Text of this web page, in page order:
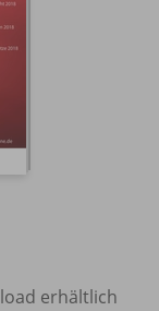
erhältlich